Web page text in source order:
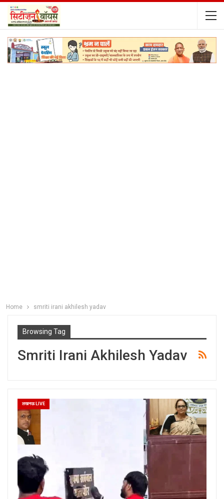
Home smriti irani akhilesh yadav
Browsing Tag
Smriti Irani Akhilesh Yadav
लखनऊ LIVE